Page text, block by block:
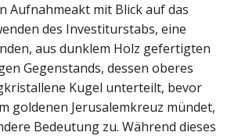
Aufnahmeakt mit Blick auf das
des Investiturstabs, eine
aus dunklem Holz gefertigten
Gegenstands, dessen oberes
Kugel unterteilt, bevor
goldenen Jerusalemkreuz mündet,
Bedeutung zu. Während dieses